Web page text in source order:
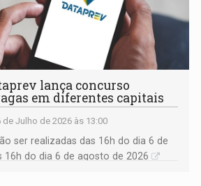
lança concurso
em diferentes capitais
de Julho de 2026 às 13:00
ser realizadas das 16h do dia 6 de
16h do dia 6 de agosto de 2026